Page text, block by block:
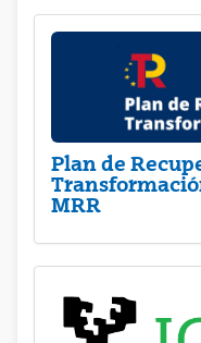
Plan de
MRR